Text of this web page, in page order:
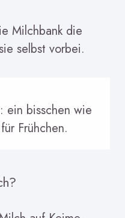
Milchbank die
selbst vorbei.
ein bisschen wie
Frühchen.